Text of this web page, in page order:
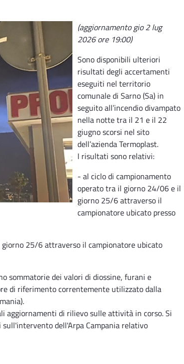
(aggiornamento gio 2 lug
2026 ore 19:00)
Sono disponibili ulteriori
risultati degli accertamenti
eseguiti nel territorio
comunale di Sarno (Sa) in
seguito all’incendio divampato
nella notte tra il 21 e il 22
giugno scorsi nel sito
dell’azienda Termoplast.
I risultati sono relativi:
- al ciclo di campionamento
operato tra il giorno 24/06 e il
giorno 25/6 attraverso il
campionatore ubicato presso
25/6 attraverso il campionatore ubicato
sommatorie dei valori di diossine, furani e
di riferimento correntemente utilizzato dalla
aggiornamenti di rilievo sulle attività in corso. Si
dell'Arpa Campania relativo